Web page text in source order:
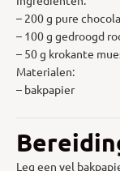
– 200 g pure
– 100 g gedroogd
– 50 g krokante
Materialen:
– bakpapier
Leg een vel